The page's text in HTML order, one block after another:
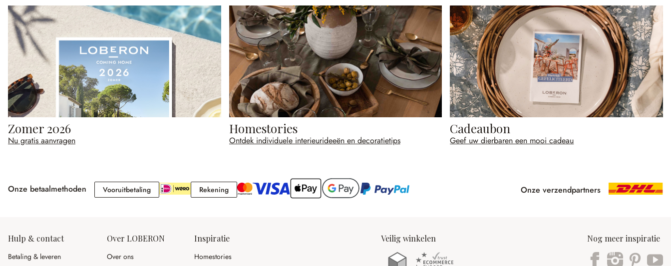
Zomer 2026
Nu gratis aanvragen
Homestories
Ontdek individuele interieurideeën en decoratietips
Cadeaubon
Geef uw dierbaren een mooi cadeau
Onze betaalmethoden VooruitbetalingVooruitbetaling RekeningRekening Onze verzendpartners
Hulp & contact
Betaling & leveren
Over LOBERON
Over ons
Inspiratie
Homestories
Veilig winkelen Nog meer inspiratie